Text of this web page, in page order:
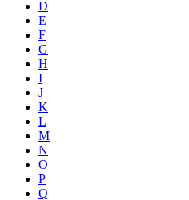
D
E
F
G
H
I
J
K
L
M
N
O
P
Q